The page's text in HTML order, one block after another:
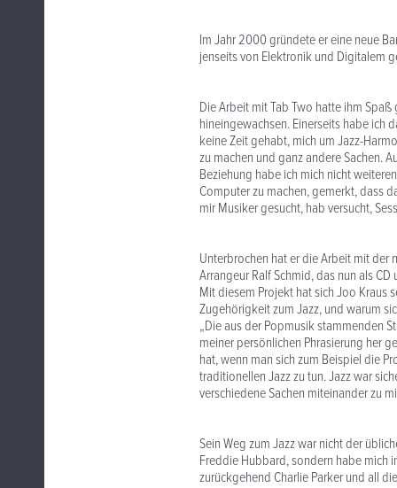
Im Jahr 2000 gründete er eine neue
jenseits von Elektronik und Digitalem
Die Arbeit mit Tab Two hatte ihm
hineingewachsen. Einerseits habe ich
keine Zeit gehabt, mich um Jazz-
zu machen und ganz andere Sachen.
Beziehung habe ich mich nicht
Computer zu machen, gemerkt, dass
mir Musiker gesucht, hab versucht,
Unterbrochen hat er die Arbeit mit der
Arrangeur Ralf Schmid, das nun als
Mit diesem Projekt hat sich Joo Kraus
Zugehörigkeit zum Jazz, und warum
„Die aus der Popmusik stammenden
meiner persönlichen Phrasierung her
hat, wenn man sich zum Beispiel die
traditionellen Jazz zu tun. Jazz war
verschiedene Sachen miteinander zu
Sein Weg zum Jazz war nicht der
Freddie Hubbard, sondern habe mich
zurückgehend Charlie Parker und all